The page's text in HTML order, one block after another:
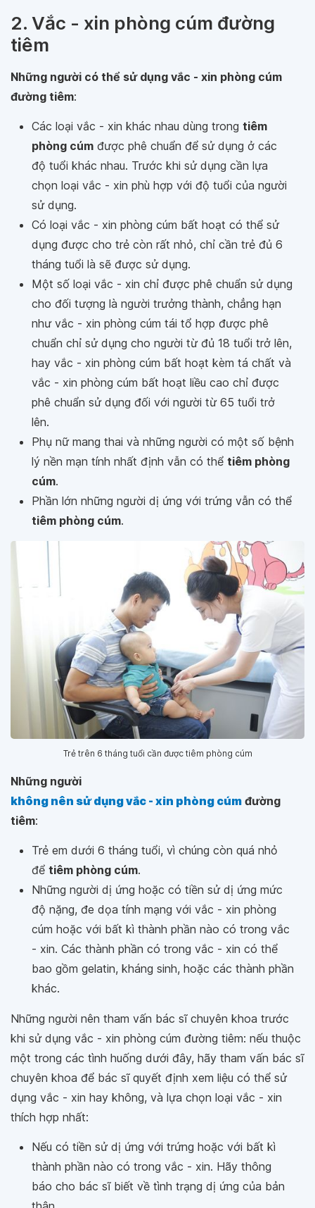
2. Vắc - xin phòng cúm đường
tiêm
Những người có thể sử dụng vắc - xin phòng cúm
đường tiêm:
Các loại vắc - xin khác nhau dùng trong tiêm
phòng cúm được phê chuẩn để sử dụng ở các
độ tuổi khác nhau. Trước khi sử dụng cần lựa
chọn loại vắc - xin phù hợp với độ tuổi của người
sử dụng.
Có loại vắc - xin phòng cúm bất hoạt có thể sử
dụng được cho trẻ còn rất nhỏ, chỉ cần trẻ đủ 6
tháng tuổi là sẽ được sử dụng.
Một số loại vắc - xin chỉ được phê chuẩn sử dụng
cho đối tượng là người trưởng thành, chẳng hạn
như vắc - xin phòng cúm tái tổ hợp được phê
chuẩn chỉ sử dụng cho người từ đủ 18 tuổi trở lên,
hay vắc - xin phòng cúm bất hoạt kèm tá chất và
vắc - xin phòng cúm bất hoạt liều cao chỉ được
phê chuẩn sử dụng đối với người từ 65 tuổi trở
lên.
Phụ nữ mang thai và những người có một số bệnh
lý nền mạn tính nhất định vẫn có thể tiêm phòng
cúm.
Phần lớn những người dị ứng với trứng vẫn có thể
tiêm phòng cúm.
Trẻ trên 6 tháng tuổi cần được tiêm phòng cúm
Những người
không nên sử dụng vắc - xin phòng cúm đường
tiêm:
Trẻ em dưới 6 tháng tuổi, vì chúng còn quá nhỏ
để tiêm phòng cúm.
Những người dị ứng hoặc có tiền sử dị ứng mức
độ nặng, đe dọa tính mạng với vắc - xin phòng
cúm hoặc với bất kì thành phần nào có trong vắc
- xin. Các thành phần có trong vắc - xin có thể
bao gồm gelatin, kháng sinh, hoặc các thành phần
khác.
Những người nên tham vấn bác sĩ chuyên khoa trước
khi sử dụng vắc - xin phòng cúm đường tiêm: nếu thuộc
một trong các tình huống dưới đây, hãy tham vấn bác sĩ
chuyên khoa để bác sĩ quyết định xem liệu có thể sử
dụng vắc - xin hay không, và lựa chọn loại vắc - xin
thích hợp nhất:
Nếu có tiền sử dị ứng với trứng hoặc với bất kì
thành phần nào có trong vắc - xin. Hãy thông
báo cho bác sĩ biết về tình trạng dị ứng của bản